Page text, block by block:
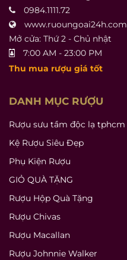
0984.1111.72
www.ruoungoai24h.com
Mở cửa: Thứ 2 - Chủ nhật
7:00 AM - 23:00 PM
Thu mua rượu giá tốt
DANH MỤC RƯỢU
Rượu sưu tầm độc lạ tphcm
Kệ Rượu Siêu Đẹp
Phụ Kiện Rượu
GIỎ QUÀ TẶNG
Rượu Hộp Quà Tặng
Rượu Chivas
Rượu Macallan
Rượu Johnnie Walker